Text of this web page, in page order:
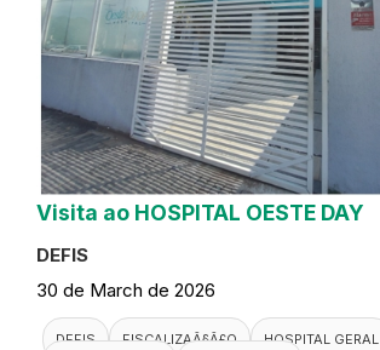
Visita ao HOSPITAL OESTE DAY
DEFIS
30 de March de 2026
DEFIS FISCALIZAÃ§Ã£O
HOSPITAL GERAL